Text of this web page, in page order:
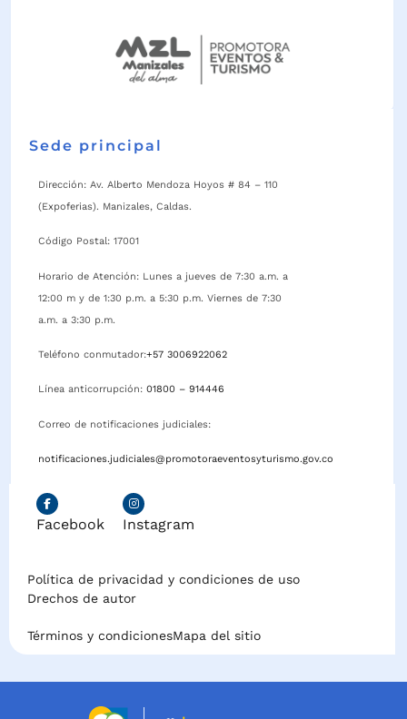
Sede principal
Dirección: Av. Alberto Mendoza Hoyos # 84 – 110
(Expoferias). Manizales, Caldas.
Código Postal: 17001
Horario de Atención: Lunes a jueves de 7:30 a.m. a
12:00 m y de 1:30 p.m. a 5:30 p.m. Viernes de 7:30
a.m. a 3:30 p.m.
Teléfono conmutador:+57 3006922062
Línea anticorrupción: 01800 – 914446
Correo de notificaciones judiciales:
notificaciones.judiciales@promotoraeventosyturismo.gov.co
Facebook Instagram
Política de privacidad y condiciones de uso
Drechos de autor
Términos y condicionesMapa del sitio